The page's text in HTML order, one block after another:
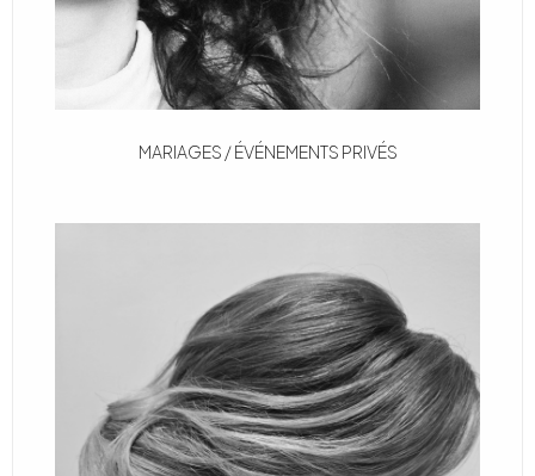
MARIAGES / ÉVÉNEMENTS PRIVÉS